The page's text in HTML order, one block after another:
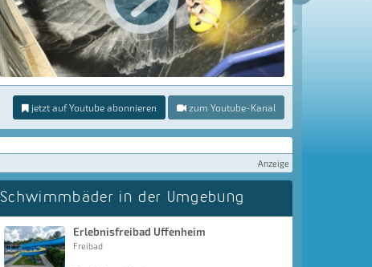
jetzt auf Youtube abonnieren zum Youtube-Kanal
Anzeige
Schwimmbäder in der Umgebung
Erlebnisfreibad Uffenheim
Freibad